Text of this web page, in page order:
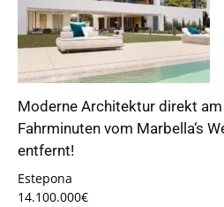
Moderne Architektur direkt am
Fahrminuten vom Marbella‘s
entfernt!
Estepona
14.100.000€